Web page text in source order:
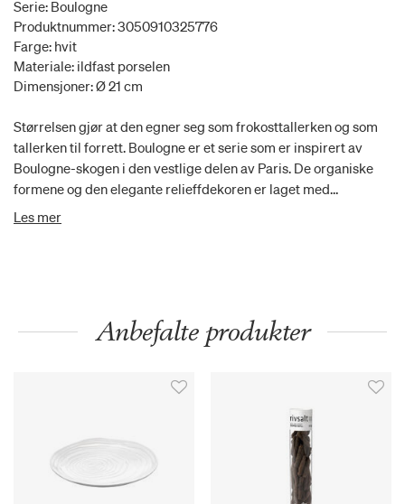
Serie: Boulogne
Produktnummer: 3050910325776
Farge: hvit
Materiale: ildfast porselen
Dimensjoner: Ø 21 cm
Størrelsen gjør at den egner seg som frokosttallerken og som
tallerken til forrett. Boulogne er et serie som er inspirert av
Boulogne-skogen i den vestlige delen av Paris. De organiske
formene og den elegante relieffdekoren er laget med
utgangspunkt i den delvis ville skogen som ligger som en oase i
Les mer
Anbefalte produkter